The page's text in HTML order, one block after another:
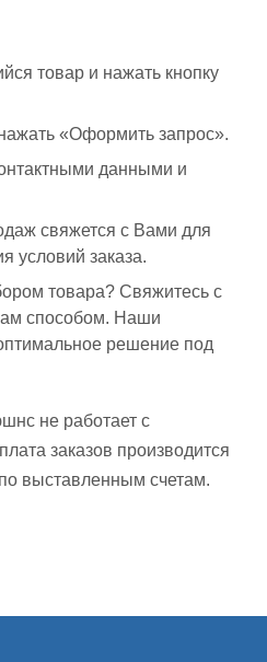
товар и нажать кнопку
«Оформить запрос».
данными и
свяжется с Вами для
условий заказа.
товара? Свяжитесь с
способом. Наши
решение под
не работает с
заказов производится
выставленным счетам.